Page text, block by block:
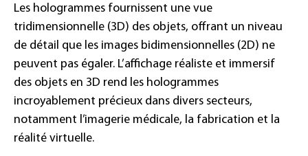
Les hologrammes fournissent une vue
tridimensionnelle (3D) des objets, offrant un niveau
de détail que les images bidimensionnelles (2D) ne
peuvent pas égaler. L’affichage réaliste et immersif
des objets en 3D rend les hologrammes
incroyablement précieux dans divers secteurs,
notamment l’imagerie médicale, la fabrication et la
réalité virtuelle.